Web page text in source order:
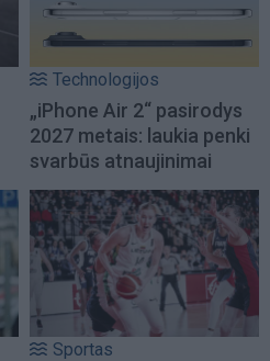
Technologijos
„iPhone Air 2“ pasirodys
2027 metais: laukia penki
svarbūs atnaujinimai
Sportas